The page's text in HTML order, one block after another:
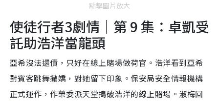
點擊圖片放大
使徒行者3劇情｜第 9 集：卓凱受
託助浩洋當龍頭
亞希沒法還債，只好在線上賭場做荷官。浩洋看到亞希
對賓客跳舞撒嬌，對她留下印象。保安局安全情報機構
正式運作，作榮委派天堂搗破浩洋的線上賭場。淑梅回